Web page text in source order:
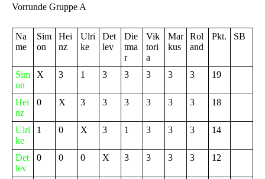
Vorrunde Gruppe A
Na
me
Sim
on
Hei
nz
Ulri
ke
Det
lev
Die
tma
r
Vik
tori
a
Mar
kus
Rol
and
Pkt. SB
Sim
on
X 3 1 3 3 3 3 3 19
Hei
nz
0 X 3 3 3 3 3 3 18
Ulri
ke
1 0 X 3 1 3 3 3 14
Det
lev
0 0 0 X 3 3 3 3 12